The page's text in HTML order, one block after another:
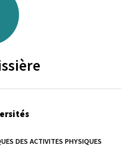
DES ACTIVITES PHYSIQUES